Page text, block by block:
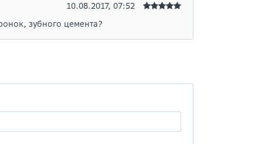
10.08.2017, 07:52
зубного цемента?